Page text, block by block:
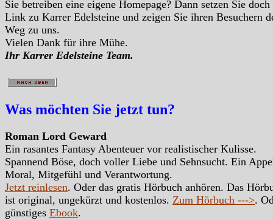
Sie betreiben eine eigene Homepage? Dann setzen Sie doch
Link zu Karrer Edelsteine und zeigen Sie ihren Besuchern
Weg zu uns.
Vielen Dank für ihre Mühe.
Ihr Karrer Edelsteine Team.
Was möchten Sie jetzt tun?
Roman Lord Geward
Ein rasantes Fantasy Abenteuer vor realistischer Kulisse.
Spannend Böse, doch voller Liebe und Sehnsucht. Ein
Moral, Mitgefühl und Verantwortung.
Jetzt reinlesen. Oder das gratis Hörbuch anhören. Das
ist original, ungekürzt und kostenlos. Zum Hörbuch --->.
günstiges Ebook.